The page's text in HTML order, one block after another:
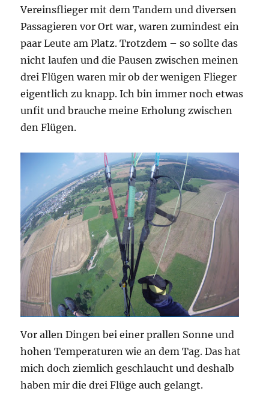
Vereinsflieger mit dem Tandem und diversen
Passagieren vor Ort war, waren zumindest ein
paar Leute am Platz. Trotzdem – so sollte das
nicht laufen und die Pausen zwischen meinen
drei Flügen waren mir ob der wenigen Flieger
eigentlich zu knapp. Ich bin immer noch etwas
unfit und brauche meine Erholung zwischen
den Flügen.
Vor allen Dingen bei einer prallen Sonne und
hohen Temperaturen wie an dem Tag. Das hat
mich doch ziemlich geschlaucht und deshalb
haben mir die drei Flüge auch gelangt.